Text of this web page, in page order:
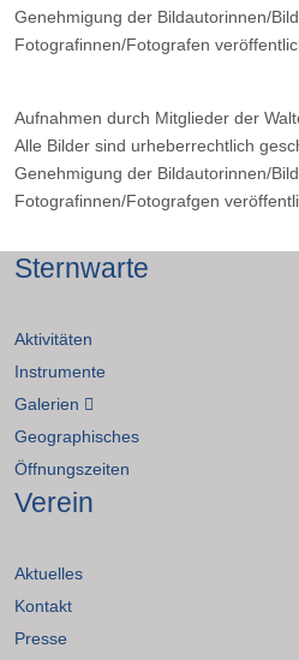
Genehmigung der Bildautorinnen/
Fotografinnen/Fotografen
Aufnahmen durch Mitglieder der
Alle Bilder sind urheberrechtlich
Genehmigung der Bildautorinnen/
Fotografinnen/Fotografgen
Sternwarte
Aktivitäten
Instrumente
Galerien
Geographisches
Öffnungszeiten
Verein
Aktuelles
Kontakt
Presse